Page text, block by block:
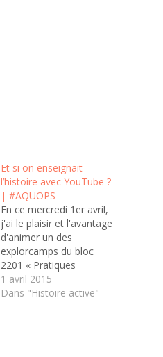
Et si on enseignait
l’histoire avec YouTube ?
| #AQUOPS
En ce mercredi 1er avril,
j'ai le plaisir et l'avantage
d'animer un des
explorcamps du bloc
2201 « Pratiques
gagnantes au secondaire
» lors de la 33e édition
1 avril 2015
Dans "Histoire active"